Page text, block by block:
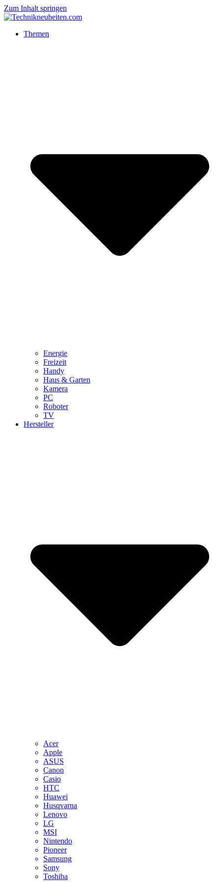
Zum Inhalt springen
Themen
Energie
Freizeit
Handy
Haus & Garten
Kamera
PC
Roboter
TV
Hersteller
Acer
Apple
ASUS
Canon
Casio
HTC
Huawei
Husqvarna
Lenovo
LG
MSI
Nintendo
Pioneer
Samsung
Sony
Toshiba